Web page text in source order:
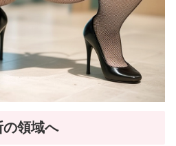
の領域へ